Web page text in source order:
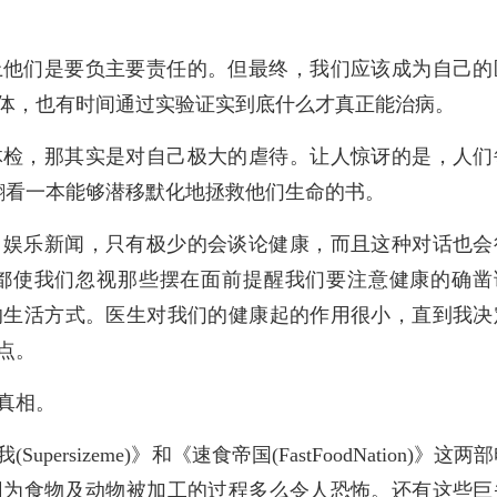
们是要负主要责任的。但最终，我们应该成为自己的
也有时间通过实验证实到底什么才真正能治病。
，那其实是对自己极大的虐待。让人惊讶的是，人们
一本能够潜移默化地拯救他们生命的书。
乐新闻，只有极少的会谈论健康，而且这种对话也会
我们忽视那些摆在面前提醒我们要注意健康的确凿
活方式。医生对我们的健康起的作用很小，直到我决
。
相。
》和《速食帝国(FastFoodNation)》这两
食物及动物被加工的过程多么令人恐怖。还有这些巨